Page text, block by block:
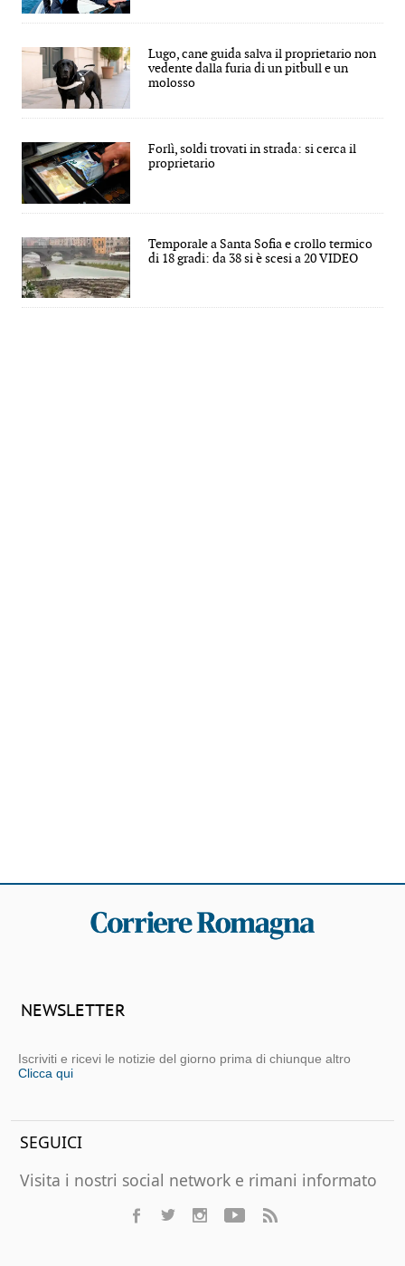
Lugo, cane guida salva il proprietario non
vedente dalla furia di un pitbull e un
molosso
Forlì, soldi trovati in strada: si cerca il
proprietario
Temporale a Santa Sofia e crollo termico
di 18 gradi: da 38 si è scesi a 20 VIDEO
NEWSLETTER
Iscriviti e ricevi le notizie del giorno prima di chiunque altro
Clicca qui
SEGUICI
Visita i nostri social network e rimani informato